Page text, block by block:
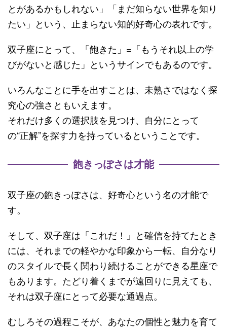
とがあるかもしれない」「まだ知らない世界を知り
たい」という、止まらない知的好奇心の表れです。
双子座にとって、「飽きた」=「もうそれ以上の学
びがないと感じた」というサインでもあるのです。
いろんなことに手を出すことは、未熟さではなく探
究心の強さともいえます。
それだけ多くの選択肢を見つけ、自分にとって
の“正解”を探す力を持っているということです。
飽きっぽさは才能
双子座の飽きっぽさは、好奇心という名の才能で
す。
そして、双子座は「これだ！」と確信を持てたとき
には、それまでの軽やかな印象から一転、自分なり
のスタイルで長く関わり続けることができる星座で
もあります。たどり着くまでが遠回りに見えても、
それは双子座にとって必要な通過点。
むしろその過程こそが、あなたの個性と魅力を育て